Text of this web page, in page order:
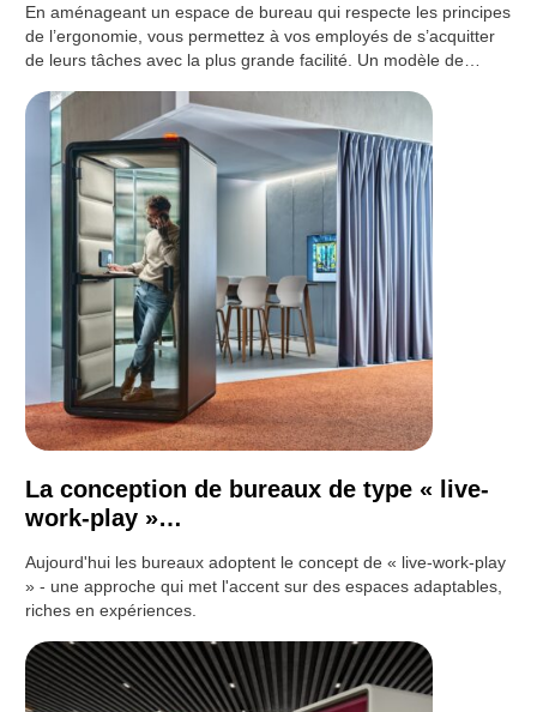
En aménageant un espace de bureau qui respecte les principes
de l’ergonomie, vous permettez à vos employés de s’acquitter
de leurs tâches avec la plus grande facilité. Un modèle de…
La conception de bureaux de type « live-
work-play »…
Aujourd'hui les bureaux adoptent le concept de « live-work-play
» - une approche qui met l'accent sur des espaces adaptables,
riches en expériences.